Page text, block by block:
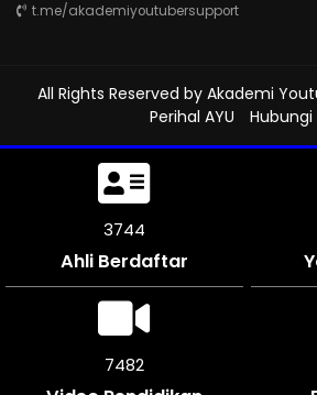
t.me/akademiyoutubersupport
All Rights Reserved by Akademi
Perihal AYU
Hubungi
4311
Ahli Berdaftar
8622